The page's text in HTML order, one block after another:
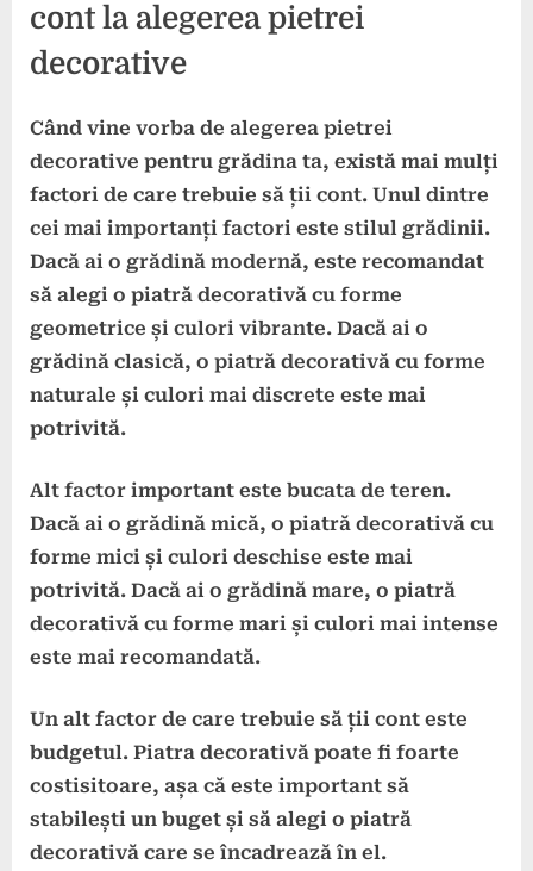
cont la alegerea pietrei
decorative
Când vine vorba de alegerea pietrei
decorative pentru grădina ta, există mai mulți
factori de care trebuie să ții cont. Unul dintre
cei mai importanți factori este stilul grădinii.
Dacă ai o grădină modernă, este recomandat
să alegi o piatră decorativă cu forme
geometrice și culori vibrante. Dacă ai o
grădină clasică, o piatră decorativă cu forme
naturale și culori mai discrete este mai
potrivită.
Alt factor important este bucata de teren.
Dacă ai o grădină mică, o piatră decorativă cu
forme mici și culori deschise este mai
potrivită. Dacă ai o grădină mare, o piatră
decorativă cu forme mari și culori mai intense
este mai recomandată.
Un alt factor de care trebuie să ții cont este
budgetul. Piatra decorativă poate fi foarte
costisitoare, așa că este important să
stabilești un buget și să alegi o piatră
decorativă care se încadrează în el.